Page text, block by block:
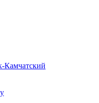
Камчатский